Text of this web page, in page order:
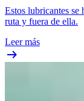
Estos lubricantes se
ruta y fuera de ella.
Leer más